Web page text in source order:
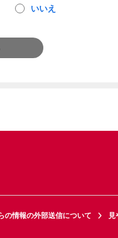
いいえ
の情報の外部送信について
見